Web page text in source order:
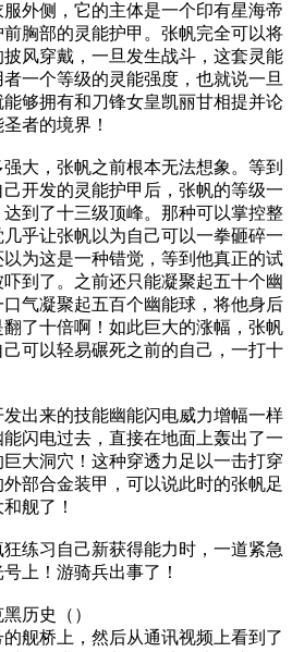
外侧，它的主体是一个印有星海帝
胸部的灵能护甲。张帆完全可以将
风穿戴，一旦发生战斗，这套灵能
一个等级的灵能强度，也就说一旦
够拥有和刀锋女皇凯丽甘相提并论
者的境界！
张帆之前根本无法想象。等到
开发的灵能护甲后，张帆的等级一
到了十三级顶峰。那种可以掌控整
乎让张帆以为自己可以一拳砸碎一
为这是一种错觉，等到他真正的试
到了。之前还只能凝聚起五十个幽
气凝聚起五百个幽能球，将他身后
了十倍啊！如此巨大的涨幅，张帆
可以轻易碾死之前的自己，一打十
的技能幽能闪电威力增幅一样
闪电过去，直接在地面上轰出了一
大洞穴！这种穿透力足以一击打穿
部合金装甲，可以说此时的张帆足
舰了！
自己新获得能力时，一道紧急
上！游骑兵出事了！
黑历史（）
舰桥上，然后从通讯视频上看到了